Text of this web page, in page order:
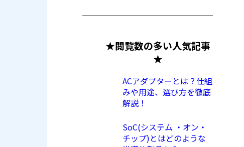
★閲覧数の多い人気記事
★
ACアダプターとは？仕組
みや用途、選び方を徹底
解説！
SoC(システム ・オン・
チップ)とはどのような